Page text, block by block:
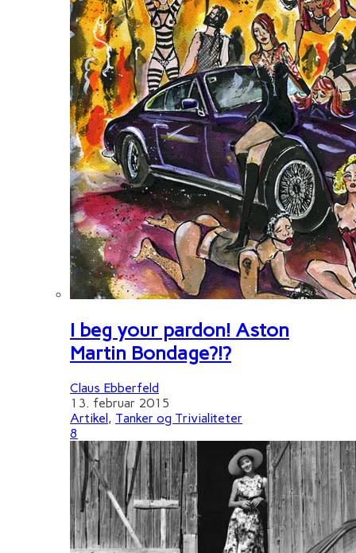
I beg your pardon! Aston
Martin Bondage?!?
Claus Ebberfeld
13. februar 2015
Artikel, Tanker og Trivialiteter
8